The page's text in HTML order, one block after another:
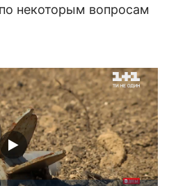
по некоторым вопросам